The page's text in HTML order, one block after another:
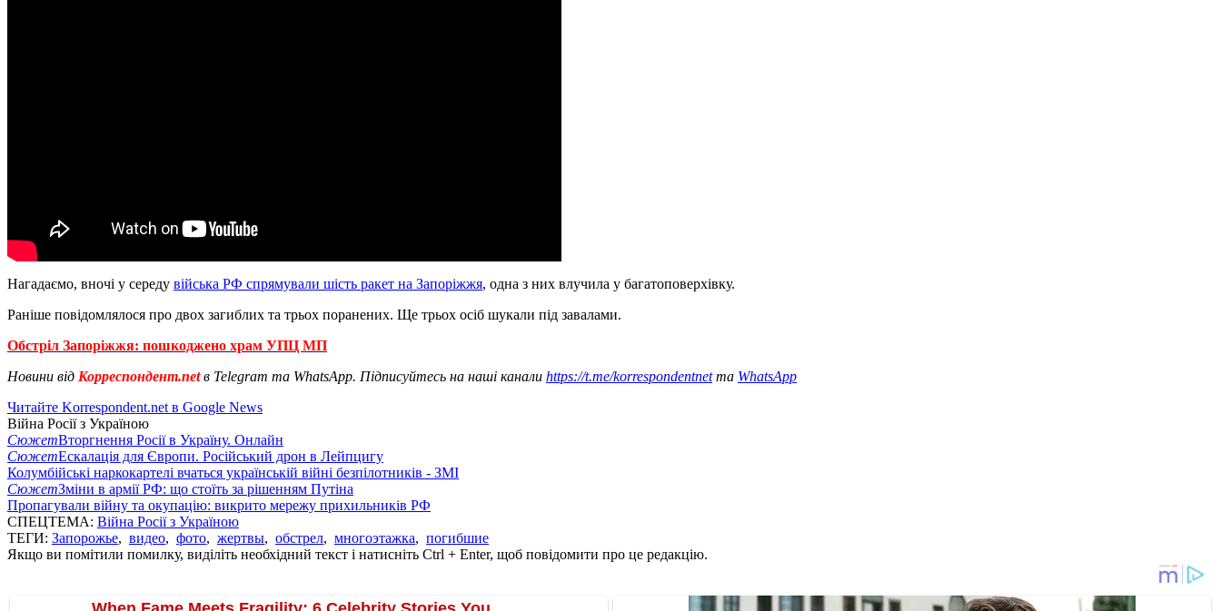
Нагадаємо, вночі у середу війська РФ спрямували шість ракет на Запоріжжя, одна з них влучила у багатоповерхівку.
Раніше повідомлялося про двох загиблих та трьох поранених. Ще трьох осіб шукали під завалами.
Обстріл Запоріжжя: пошкоджено храм УПЦ МП
Новини від Корреспондент.netв Telegram та WhatsApp. Підписуйтесь на наші канали https://t.me/korrespondentnetта WhatsApp
Читайте Korrespondent.net в Google News
Війна Росії з Україною
СюжетВторгнення Росії в Україну. Онлайн
СюжетЕскалація для Європи. Російський дрон в Лейпцигу
Колумбійські наркокартелі вчаться українській війні безпілотників - ЗМІ
СюжетЗміни в армії РФ: що стоїть за рішенням Путіна
Пропагували війну та окупацію: викрито мережу прихильників РФ
СПЕЦТЕМА: Війна Росії з Україною
ТЕГИ: Запорожье, видео, фото, жертвы, обстрел, многоэтажка, погибшие
Якщо ви помітили помилку, виділіть необхідний текст і натисніть Ctrl + Enter, щоб повідомити про це редакцію.